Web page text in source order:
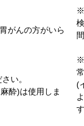
がんの方がいら
い。
酔)は使用しま
※
※
(